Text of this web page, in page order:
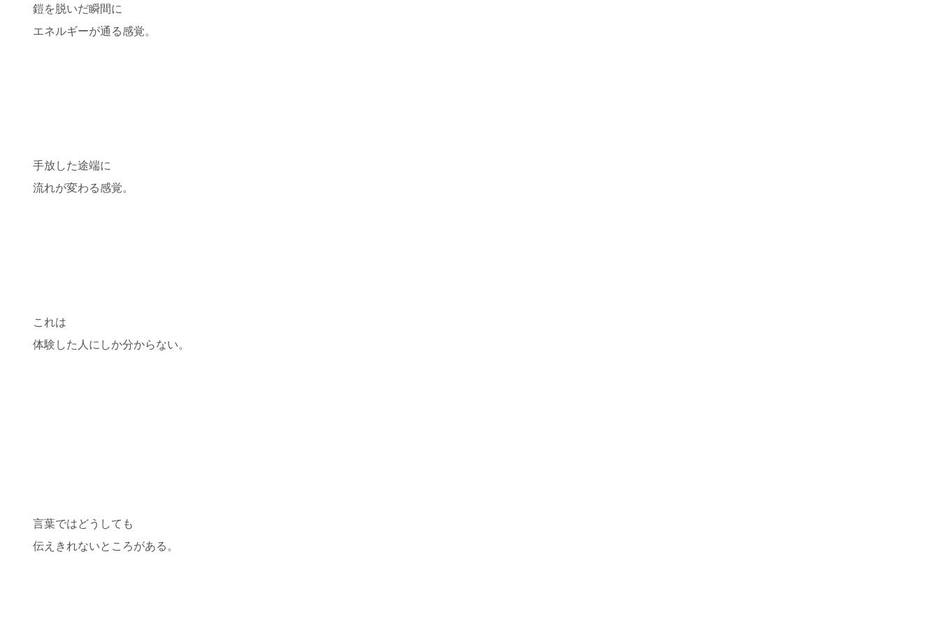
鎧を脱いだ瞬間に
エネルギーが通る感覚。
手放した途端に
流れが変わる感覚。
これは
体験した人にしか分からない。
言葉ではどうしても
伝えきれないところがある。